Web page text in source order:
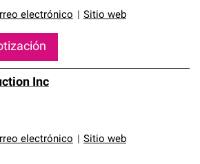
electrónico Sitio web
Inc
electrónico Sitio web